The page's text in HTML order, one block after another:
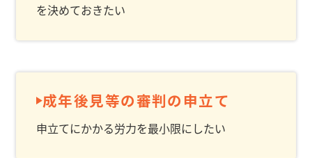
を決めておきたい
成年後見等の審判の申立て
申立てにかかる労力を最小限にしたい